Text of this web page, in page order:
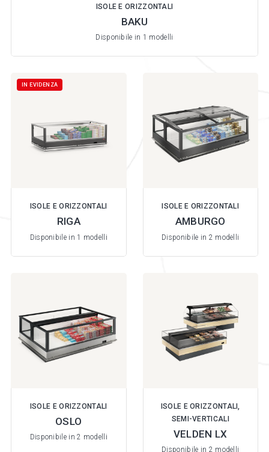
ISOLE E ORIZZONTALI
BAKU
Disponibile in 1 modelli
IN EVIDENZA
ISOLE E ORIZZONTALI
RIGA
Disponibile in 1 modelli
ISOLE E ORIZZONTALI
AMBURGO
Disponibile in 2 modelli
ISOLE E ORIZZONTALI
OSLO
Disponibile in 2 modelli
ISOLE E ORIZZONTALI,
SEMI-VERTICALI
VELDEN LX
Disponibile in 2 modelli